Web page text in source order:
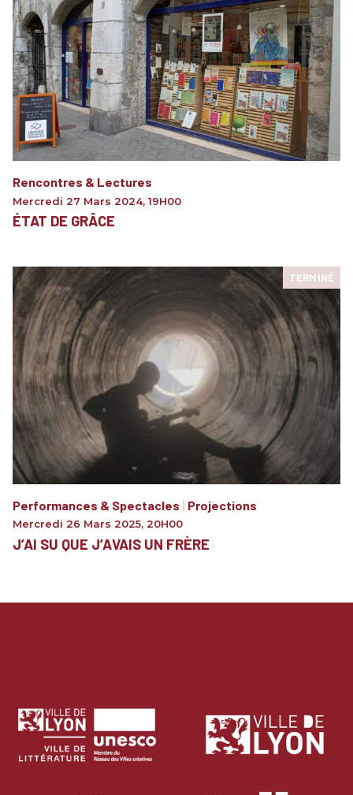
Rencontres & Lectures
Mercredi 27 Mars 2024, 19H00
ÉTAT DE GRÂCE
TERMINÉ
Performances & Spectacles | Projections
Mercredi 26 Mars 2025, 20H00
J’AI SU QUE J’AVAIS UN FRÈRE